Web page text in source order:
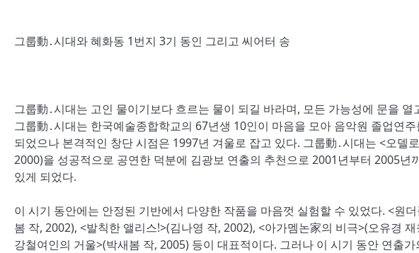
그룹動․시대와 혜화동 1번지 3기 동인 그리고 씨어터 송
그룹動․시대는 고인 물이기보다 흐르는 물이 되길 바라며, 모든 가능성에 문을
그룹動․시대는 한국예술종합학교의 67년생 10인이 마음을 모아 음악원 졸업연
되었으나 본격적인 창단 시점은 1997년 겨울로 잡고 있다. 그룹動․시대는 <오
2000)을 성공적으로 공연한 덕분에 김광보 연출의 추천으로 2001년부터 2005년
있게 되었다.
이 시기 동안에는 안정된 기반에서 다양한 작품을 마음껏 실험할 수 있었다. <원
봄 작, 2002), <발칙한 앨리스!>(김나영 작, 2002), <아가멤논家의 비극>(오유경
강철여인의 거울>(박새봄 작, 2005) 등이 대표적이다. 그러나 이 시기 동안 연출